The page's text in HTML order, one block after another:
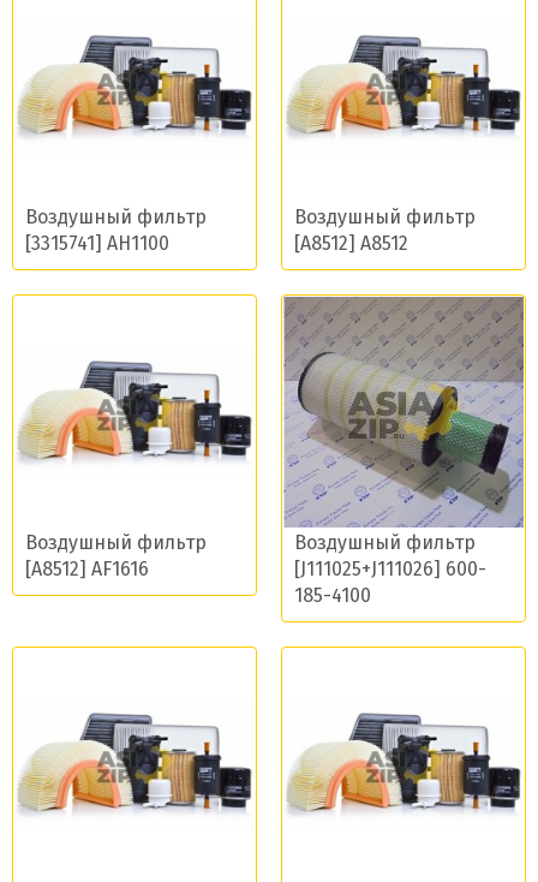
Воздушный фильтр
[3315741] AH1100
Воздушный фильтр
[A8512] A8512
Воздушный фильтр
[A8512] AF1616
Воздушный фильтр
[J111025+J111026] 600-
185-4100